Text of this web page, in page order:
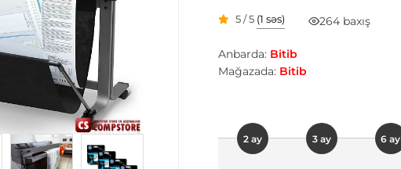
5 / 5 (1 səs) 264 baxış
Anbarda: Bitib
Mağazada: Bitib
2 ay 3 ay 6 ay